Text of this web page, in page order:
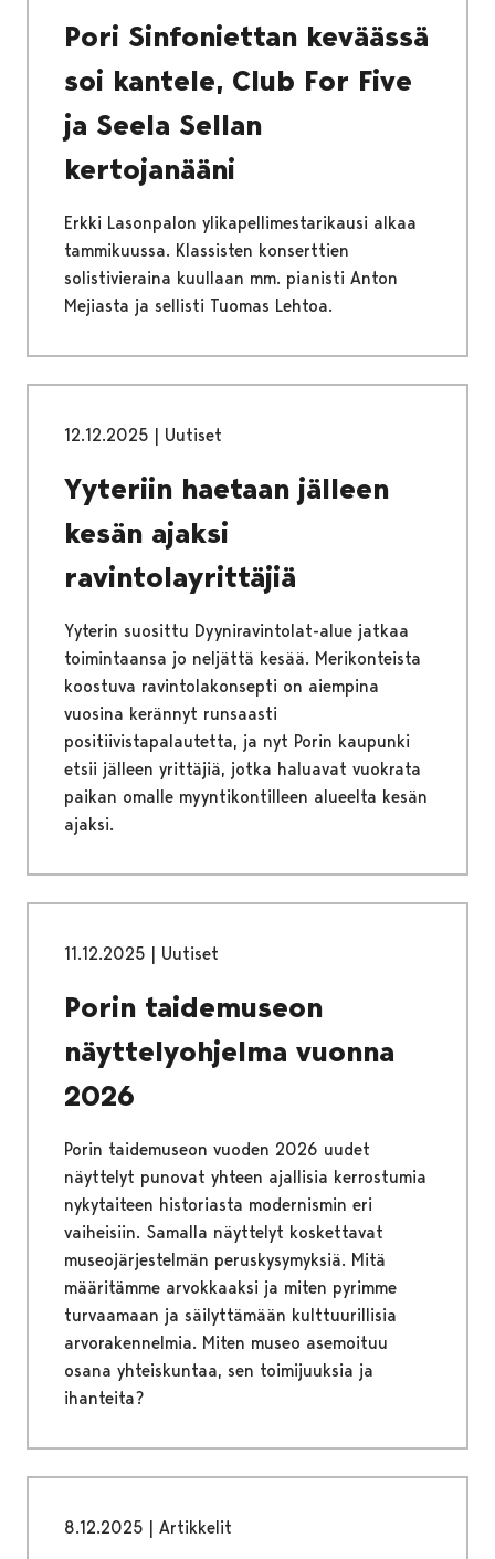
Pori Sinfoniettan keväässä
soi kantele, Club For Five
ja Seela Sellan
kertojanääni
Erkki Lasonpalon ylikapellimestarikausi alkaa
tammikuussa. Klassisten konserttien
solistivieraina kuullaan mm. pianisti Anton
Mejiasta ja sellisti Tuomas Lehtoa.
12.12.2025 Uutiset
Yyteriin haetaan jälleen
kesän ajaksi
ravintolayrittäjiä
Yyterin suosittu Dyyniravintolat-alue jatkaa
toimintaansa jo neljättä kesää. Merikonteista
koostuva ravintolakonsepti on aiempina
vuosina kerännyt runsaasti
positiivistapalautetta, ja nyt Porin kaupunki
etsii jälleen yrittäjiä, jotka haluavat vuokrata
paikan omalle myyntikontilleen alueelta kesän
ajaksi.
11.12.2025 Uutiset
Porin taidemuseon
näyttelyohjelma vuonna
2026
Porin taidemuseon vuoden 2026 uudet
näyttelyt punovat yhteen ajallisia kerrostumia
nykytaiteen historiasta modernismin eri
vaiheisiin. Samalla näyttelyt koskettavat
museojärjestelmän peruskysymyksiä. Mitä
määritämme arvokkaaksi ja miten pyrimme
turvaamaan ja säilyttämään kulttuurillisia
arvorakennelmia. Miten museo asemoituu
osana yhteiskuntaa, sen toimijuuksia ja
ihanteita?
8.12.2025 Artikkelit